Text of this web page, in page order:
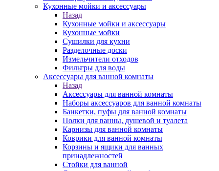
Кухонные мойки и аксессуары
Назад
Кухонные мойки и аксессуары
Кухонные мойки
Сушилки для кухни
Разделочные доски
Измельчители отходов
Фильтры для воды
Аксессуары для ванной комнаты
Назад
Аксессуары для ванной комнаты
Наборы аксессуаров для ванной комнаты
Банкетки, пуфы для ванной комнаты
Полки для ванны, душевой и туалета
Карнизы для ванной комнаты
Коврики для ванной комнаты
Корзины и ящики для ванных
принадлежностей
Стойки для ванной